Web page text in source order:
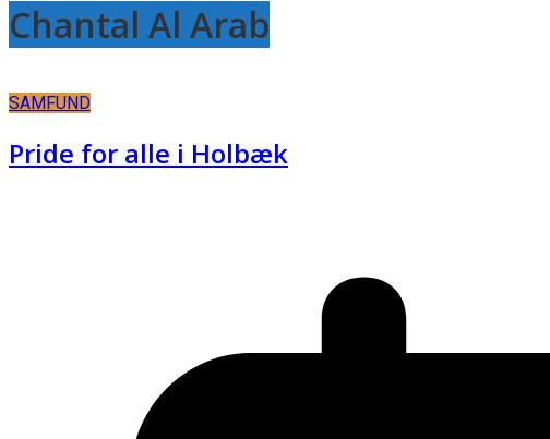
Chantal Al Arab
SAMFUND
Pride for alle i Holbæk